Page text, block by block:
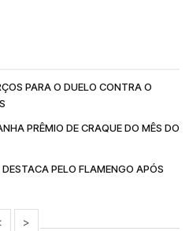
PARA O DUELO CONTRA O
PRÊMIO DE CRAQUE DO MÊS DO
PELO FLAMENGO APÓS
>